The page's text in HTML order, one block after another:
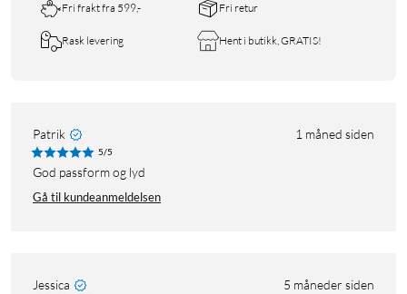
Fri frakt fra 599,- Fri retur
Rask levering Hent i butikk, GRATIS!
Patrik 1 måned siden
5/5
God passform og lyd
Gå til kundeanmeldelsen
Jessica 5 måneder siden